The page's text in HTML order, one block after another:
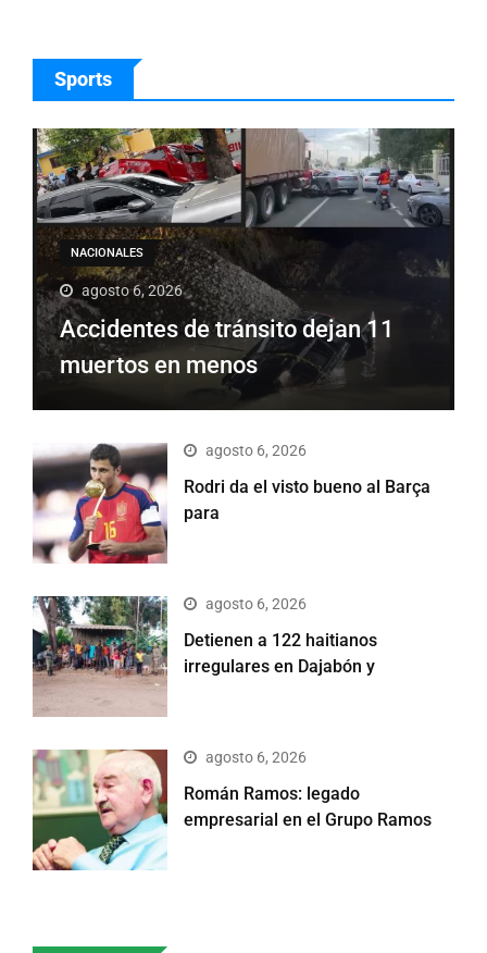
Sports
NACIONALES
agosto 6, 2026
Accidentes de tránsito dejan 11
muertos en menos
agosto 6, 2026
Rodri da el visto bueno al Barça
para
agosto 6, 2026
Detienen a 122 haitianos
irregulares en Dajabón y
agosto 6, 2026
Román Ramos: legado
empresarial en el Grupo Ramos